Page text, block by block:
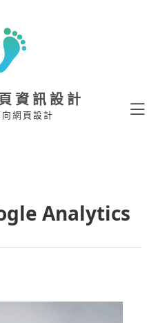
資訊設計
網頁設計
Analytics